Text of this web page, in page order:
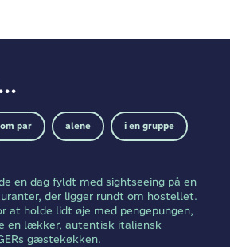
par alene i en gruppe
en dag fyldt med sightseeing på en
der ligger rundt om hostellet.
at holde lidt øje med pengepungen,
en lækker, autentisk italiensk
gæstekøkken.